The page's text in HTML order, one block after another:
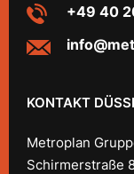
+49 40
KONTAKT
Metroplan
Schirmerstraße